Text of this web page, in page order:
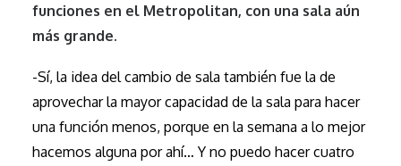
funciones en el Metropolitan, con una sala aún
más grande.
-Sí, la idea del cambio de sala también fue la de
aprovechar la mayor capacidad de la sala para hacer
una función menos, porque en la semana a lo mejor
hacemos alguna por ahí… Y no puedo hacer cuatro